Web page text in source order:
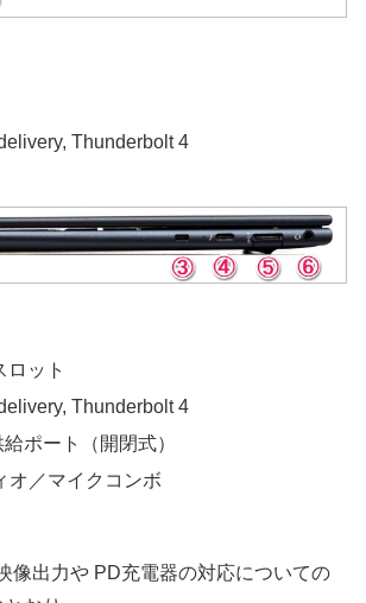
Thunderbolt 4
ット
Thunderbolt 4
ポート（開閉式）
／マイクコンボ
像出力や PD充電器の対応についての